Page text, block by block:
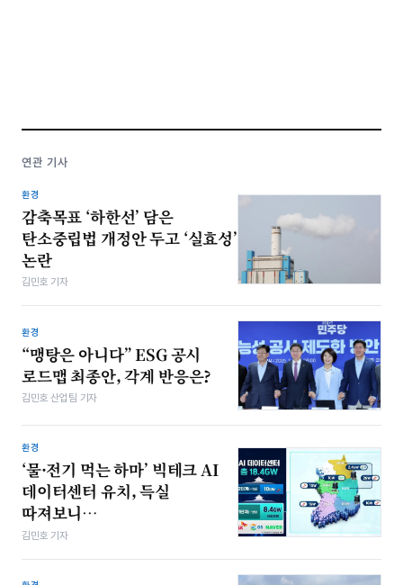
연관 기사
환경
감축목표 ‘하한선’ 담은
탄소중립법 개정안 두고 ‘실효성’
논란
김민호 기자
환경
“맹탕은 아니다” ESG 공시
로드맵 최종안, 각계 반응은?
김민호 산업팀 기자
환경
‘물·전기 먹는 하마’ 빅테크 AI
데이터센터 유치, 득실
따져보니…
김민호 기자